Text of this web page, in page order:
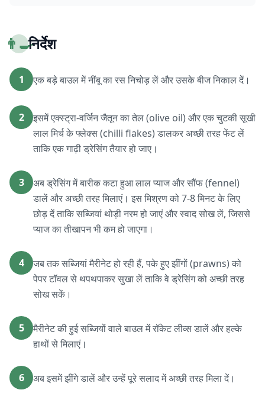
👨‍🍳निर्देश
1 एक बड़े बाउल में नींबू का रस निचोड़ लें और उसके बीज निकाल दें।
2
इसमें एक्स्ट्रा-वर्जिन जैतून का तेल (olive oil) और एक चुटकी सूखी
लाल मिर्च के फ्लेक्स (chilli flakes) डालकर अच्छी तरह फेंट लें
ताकि एक गाढ़ी ड्रेसिंग तैयार हो जाए।
3
अब ड्रेसिंग में बारीक कटा हुआ लाल प्याज और सौंफ (fennel)
डालें और अच्छी तरह मिलाएं। इस मिश्रण को 7-8 मिनट के लिए
छोड़ दें ताकि सब्जियां थोड़ी नरम हो जाएं और स्वाद सोख लें, जिससे
प्याज का तीखापन भी कम हो जाएगा।
4
जब तक सब्जियां मैरीनेट हो रही हैं, पके हुए झींगों (prawns) को
पेपर टॉवल से थपथपाकर सुखा लें ताकि वे ड्रेसिंग को अच्छी तरह
सोख सकें।
5
मैरीनेट की हुई सब्जियों वाले बाउल में रॉकेट लीव्स डालें और हल्के
हाथों से मिलाएं।
6 अब इसमें झींगे डालें और उन्हें पूरे सलाद में अच्छी तरह मिला दें।